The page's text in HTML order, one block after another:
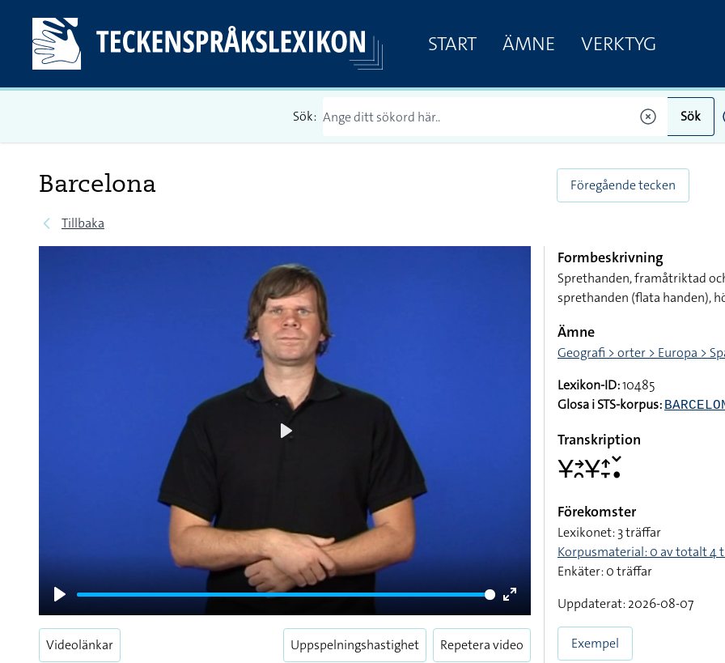
START ÄMNE VERKTYG
Sök: Sök
Barcelona
Tillbaka
Föregående tecken
Play
Enter
fullscreen
Videolänkar Uppspelningshastighet Repetera video
Formbeskrivning
Sprethanden, framåtriktad
sprethanden (flata handen),
Ämne
Geografi > orter > Europa >
Lexikon-ID:10485
Glosa i STS-korpus:
Transkription
􌥃􌥔􌥘􌥃􌤴􌥙􌥧􌥡
Förekomster
Lexikonet: 3 träffar
Korpusmaterial: 0 av totalt 4
Enkäter: 0 träffar
Uppdaterat: 2026-08-07
Exempel